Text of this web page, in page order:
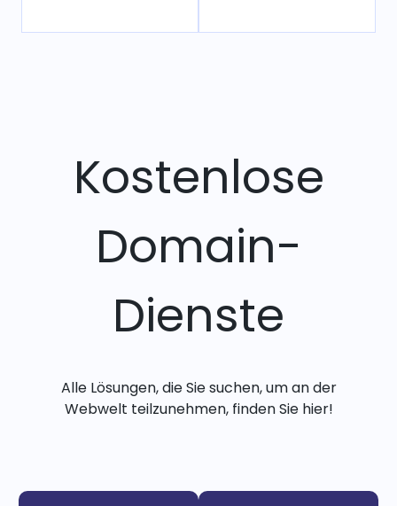
Kostenlose
Domain-
Dienste
Alle Lösungen, die Sie suchen, um an der
Webwelt teilzunehmen, finden Sie hier!